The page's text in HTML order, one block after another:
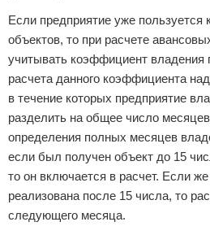
Если предприятие уже пользуется
объектов, то при расчете
учитывать коэффициент владения
расчета данного коэффициента
в течение которых предприятие
разделить на общее число
определения полных месяцев
если был получен объект до 15
то он включается в расчет. Если
реализована после 15 числа, то
следующего месяца.